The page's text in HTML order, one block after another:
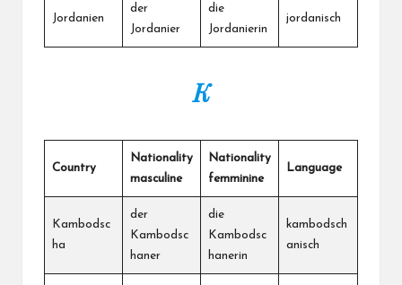
Jordanien
der
Jordanier
die
Jordanierin
jordanisch
K
Country
Nationality
masculine
Nationality
femminine
Language
Kambodsc
ha
der
Kambodsc
haner
die
Kambodsc
hanerin
kambodsch
anisch